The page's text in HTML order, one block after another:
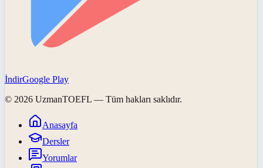
İndirGoogle Play
© 2026 UzmanTOEFL — Tüm hakları saklıdır.
Anasayfa
Dersler
Yorumlar